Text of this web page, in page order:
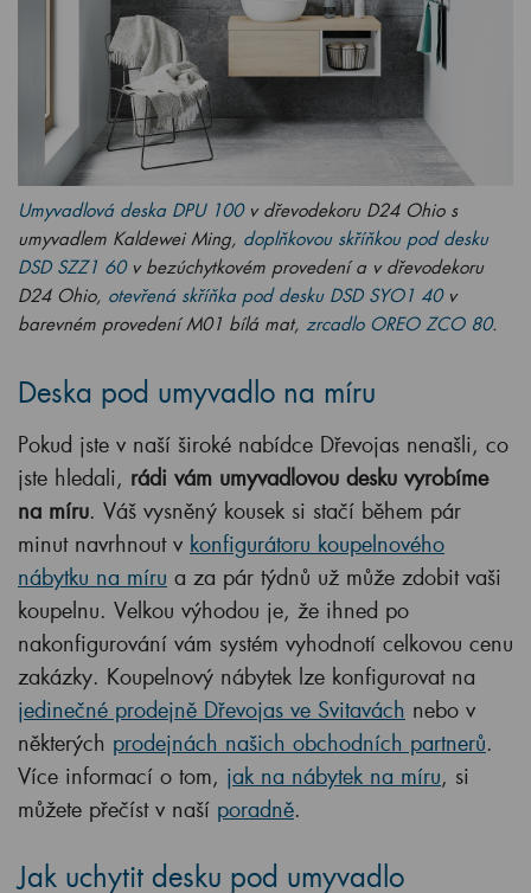
Umyvadlová deska DPU 100v dřevodekoru D24 Ohio s
umyvadlem Kaldewei Ming, doplňkovou skříňkou pod desku
DSD SZZ1 60v bezúchytkovém provedení a v dřevodekoru
D24 Ohio, otevřená skříňka pod desku DSD SYO1 40v
barevném provedení M01 bílá mat, zrcadlo OREO ZCO 80.
Deska pod umyvadlo na míru
Pokud jste v naší široké nabídce Dřevojas nenašli, co
jste hledali, rádi vám umyvadlovou desku vyrobíme
na míru. Váš vysněný kousek si stačí během pár
minut navrhnout v konfigurátoru koupelnového
nábytku na míru a za pár týdnů už může zdobit vaši
koupelnu. Velkou výhodou je, že ihned po
nakonfigurování vám systém vyhodnotí celkovou cenu
zakázky. Koupelnový nábytek lze konfigurovat na
jedinečné prodejně Dřevojas ve Svitavách nebo v
některých prodejnách našich obchodních partnerů.
Více informací o tom, jak na nábytek na míru, si
můžete přečíst v naší poradně.
Jak uchytit desku pod umyvadlo